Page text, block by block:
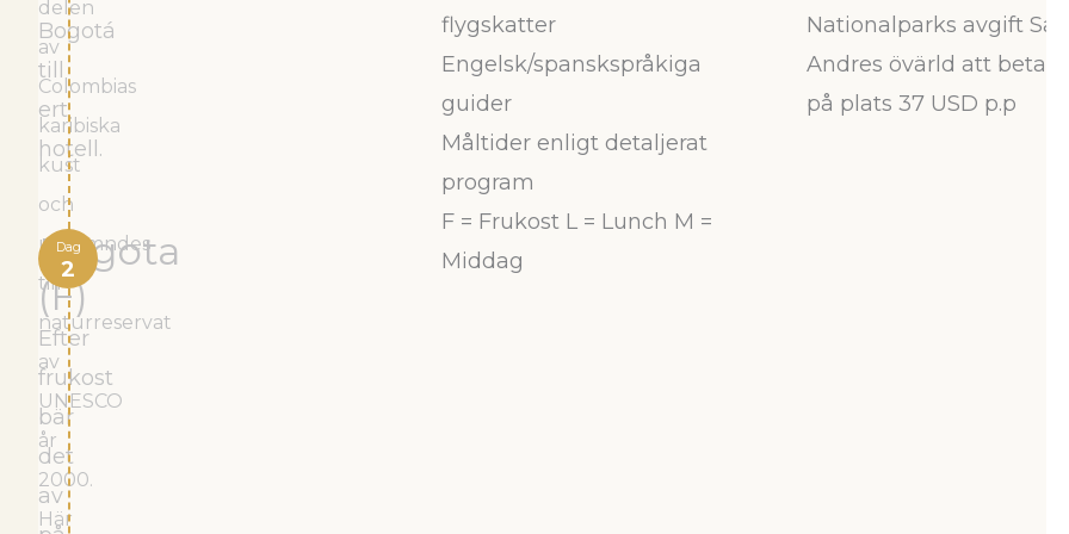
delen
av
Colombias
karibiska
kust
och
utnämndes
till
naturreservat
av
UNESCO
år
2000.
Här
Bogotá
till
ert
hotell.
Dag
2
Bogota
(F)
Efter
frukost
bär
det
av
flygskatter
Engelsk/spanskspråkiga
guider
Måltider enligt detaljerat
program
F = Frukost L = Lunch M =
Middag
Nationalparks avgift San
Andres övärld att betala
på plats 37 USD p.p